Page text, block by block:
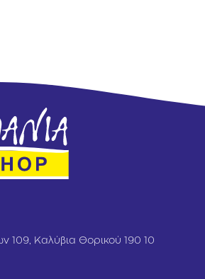
109, Καλύβια Θορικού 190 10